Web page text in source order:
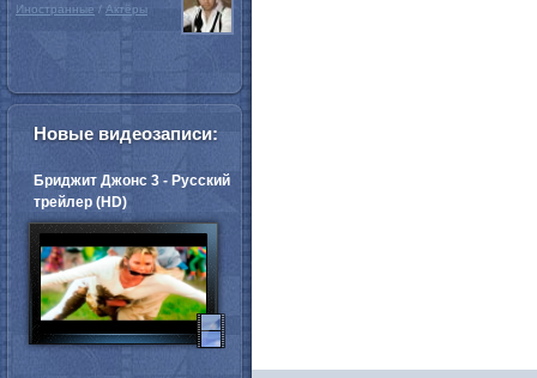
Иностранные / Актёры
Новые видеозаписи:
Бриджит Джонс 3 - Русский
трейлер (HD)